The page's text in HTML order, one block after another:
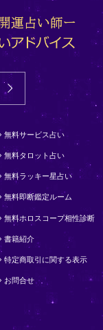
無料サービス占い
無料タロット占い
無料ラッキー星占い
無料即断鑑定ルーム
無料ホロスコープ相性診断
書籍紹介
特定商取引に関する表示
お問合せ